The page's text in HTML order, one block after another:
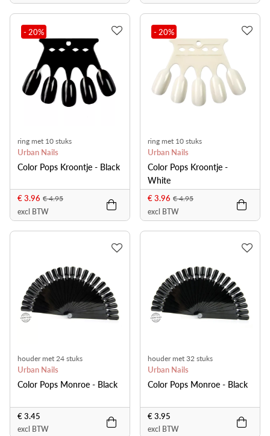
- 20%
ring met 10 stuks
Urban Nails
Color Pops Kroontje - Black
€ 3.96 € 4.95
excl BTW
- 20%
ring met 10 stuks
Urban Nails
Color Pops Kroontje -
White
€ 3.96 € 4.95
excl BTW
houder met 24 stuks
Urban Nails
Color Pops Monroe - Black
€ 3.45
excl BTW
houder met 32 stuks
Urban Nails
Color Pops Monroe - Black
€ 3.95
excl BTW